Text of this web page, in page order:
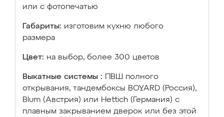
или с фотопечатью
Габариты: изготовим кухню любого
размера
Цвет: на выбор, более 300 цветов
Выкатные системы :
ПВШ полного
открывания, тандембоксы BOYARD (Россия),
Blum (Австрия) или Hettich (Германия) с
плавным закрыванием дверок или без этой